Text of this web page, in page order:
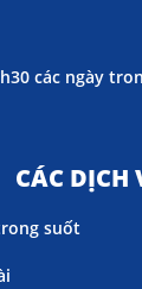
các ngày
CÁC DỊCH
suốt